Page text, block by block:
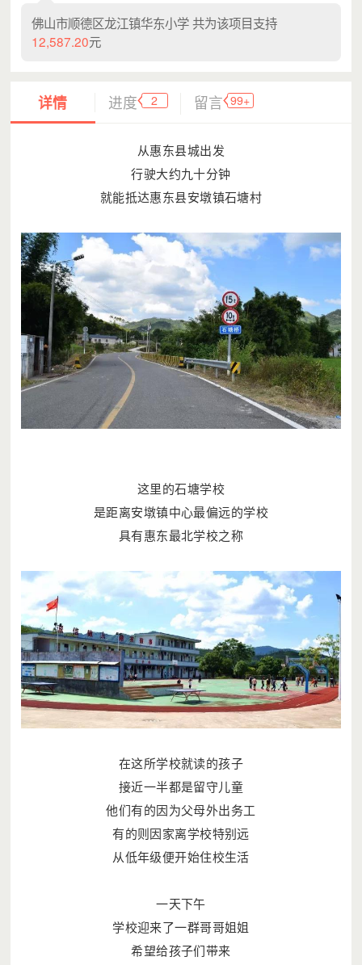
佛山市顺德区龙江镇华东小学共为该项目支持
12,587.20元
详情 进度 2 留言 99+
从惠东县城出发
行驶大约九十分钟
就能抵达惠东县安墩镇石塘村
这里的石塘学校
是距离安墩镇中心最偏远的学校
具有惠东最北学校之称
在这所学校就读的孩子
接近一半都是留守儿童
他们有的因为父母外出务工
有的则因家离学校特别远
从低年级便开始住校生活
一天下午
学校迎来了一群哥哥姐姐
希望给孩子们带来